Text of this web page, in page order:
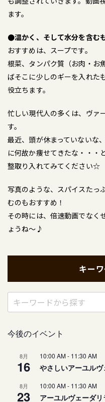
ます。
●温かく、そして水分を含む
おすすめは、スープです。
根菜、タンパク質（お肉・お
ばそこに少しのギーを入れた
役立ちます。
忙しい現代人の多くは、ヴァ
す。
最近、頭が休まっていないな
に何故か痩せてきたな・・・
整取り入れてみてください☆
写真のような、スパイスたっ
むのもおすすめ！
その時には、倍速動画でなく
ょうね～♪
キー
今後のイベント
8月
16
10:00 AM- 11:30 AM
やさしいアーユル
8月
23
10:00 AM- 11:30 AM
アーユルヴェーダ